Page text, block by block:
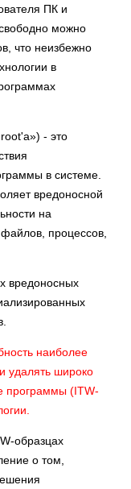
ПК и
можно
что неизбежно
в
- это
в системе.
вредоносной
на
процессов,
вредоносных
наиболее
удалять широко
программы (ITW-
образцах
о том,